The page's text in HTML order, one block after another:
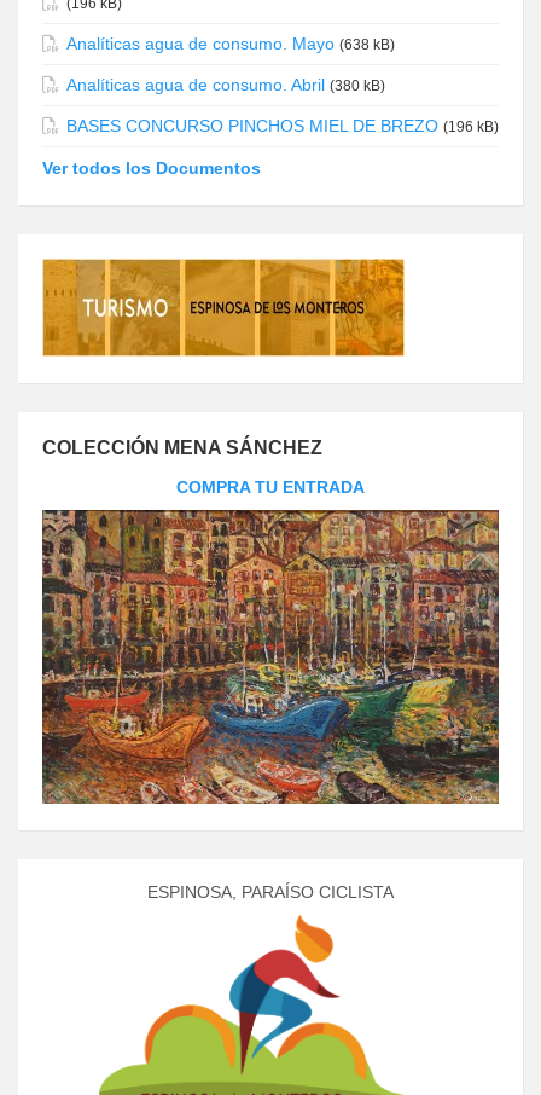
(196 kB)
Analíticas agua de consumo. Mayo (638 kB)
Analíticas agua de consumo. Abril (380 kB)
BASES CONCURSO PINCHOS MIEL DE BREZO (196 kB)
Ver todos los Documentos
COLECCIÓN MENA SÁNCHEZ
COMPRA TU ENTRADA
ESPINOSA, PARAÍSO CICLISTA